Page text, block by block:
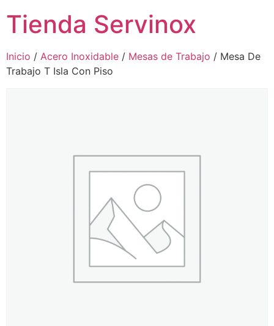
Tienda Servinox
Inicio / Acero Inoxidable / Mesas de Trabajo / Mesa De
Trabajo T Isla Con Piso